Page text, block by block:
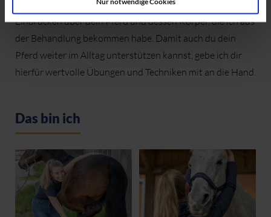
Behandlungberichte ich Dir von meinen
Eindrücken über dein Pferd und dessen Körper, die ich aus
der Behandlung bekommen habe. Damit auch du dein
Pferd weiter im Alltag unterstützen kannst, gebe ich dir
hierfür wertvolle Übungen und Techniken mit an die Hand.
Das bin ich